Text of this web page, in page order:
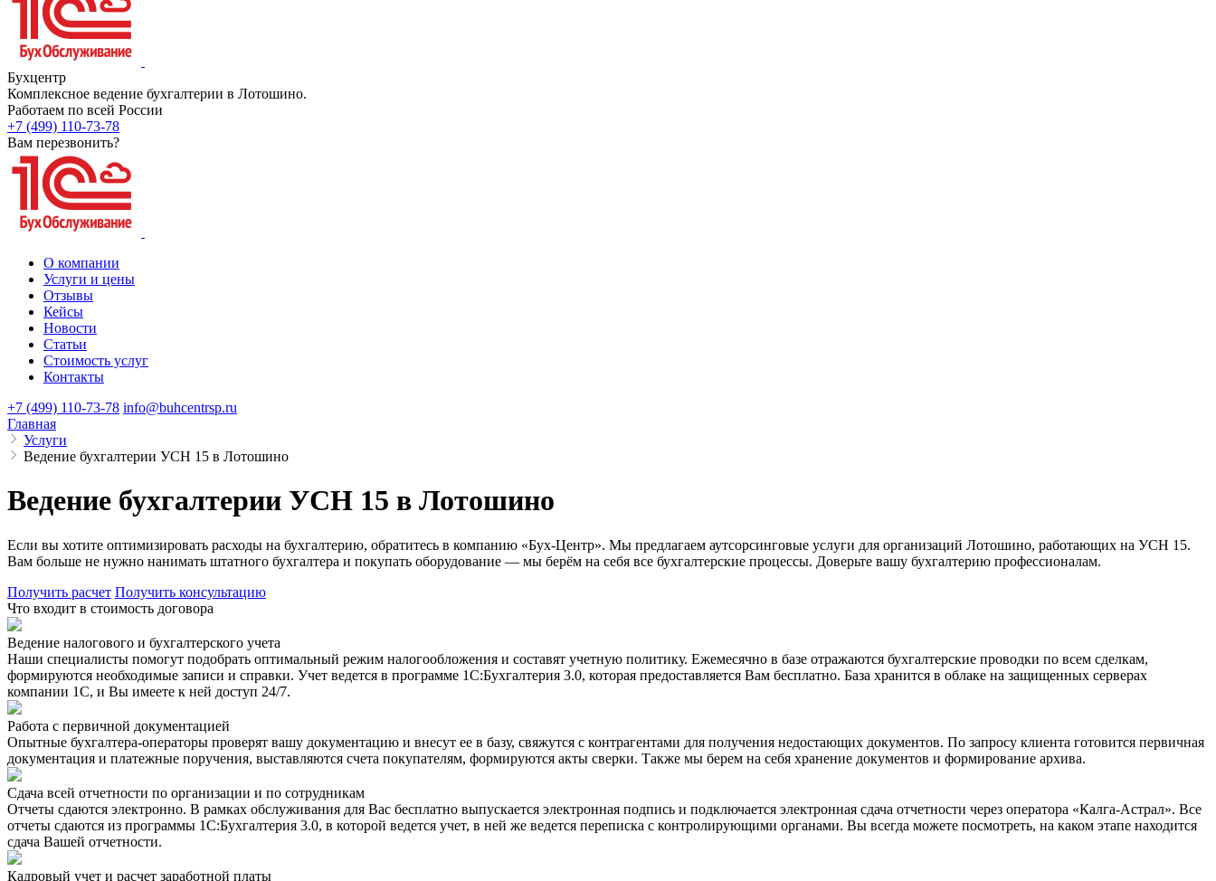
Бухцентр
Комплексное ведение бухгалтерии в Лотошино.
Работаем по всей России
+7 (499) 110-73-78
Вам перезвонить?
О компании
Услуги и цены
Отзывы
Кейсы
Новости
Статьи
Стоимость услуг
Контакты
+7 (499) 110-73-78 info@buhcentrsp.ru
Главная
Услуги
Ведение бухгалтерии УСН 15 в Лотошино
Ведение бухгалтерии УСН 15 в Лотошино
Если вы хотите оптимизировать расходы на бухгалтерию, обратитесь в компанию «Бух-Центр». Мы предлагаем аутсорсинговые услуги для организаций Лотошино, работающих на УСН 15.
Вам больше не нужно нанимать штатного бухгалтера и покупать оборудование — мы берём на себя все бухгалтерские процессы. Доверьте вашу бухгалтерию профессионалам.
Получить расчет Получить консультацию
Что входит в стоимость договора
Ведение налогового и бухгалтерского учета
Наши специалисты помогут подобрать оптимальный режим налогообложения и составят учетную политику. Ежемесячно в базе отражаются бухгалтерские проводки по всем сделкам,
формируются необходимые записи и справки. Учет ведется в программе 1С:Бухгалтерия 3.0, которая предоставляется Вам бесплатно. База хранится в облаке на защищенных серверах
компании 1С, и Вы имеете к ней доступ 24/7.
Работа с первичной документацией
Опытные бухгалтера-операторы проверят вашу документацию и внесут ее в базу, свяжутся с контрагентами для получения недостающих документов. По запросу клиента готовится первичная
документация и платежные поручения, выставляются счета покупателям, формируются акты сверки. Также мы берем на себя хранение документов и формирование архива.
Сдача всей отчетности по организации и по сотрудникам
Отчеты сдаются электронно. В рамках обслуживания для Вас бесплатно выпускается электронная подпись и подключается электронная сдача отчетности через оператора «Калга-Астрал». Все
отчеты сдаются из программы 1С:Бухгалтерия 3.0, в которой ведется учет, в ней же ведется переписка с контролирующими органами. Вы всегда можете посмотреть, на каком этапе находится
сдача Вашей отчетности.
Кадровый учет и расчет заработной платы